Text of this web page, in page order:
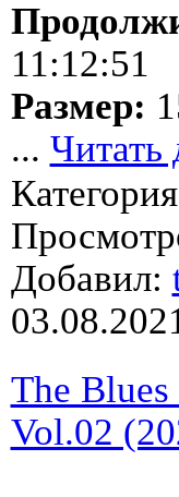
11:12:51
Размер:
... Читать
Добавил:
The Blues
Vol.02